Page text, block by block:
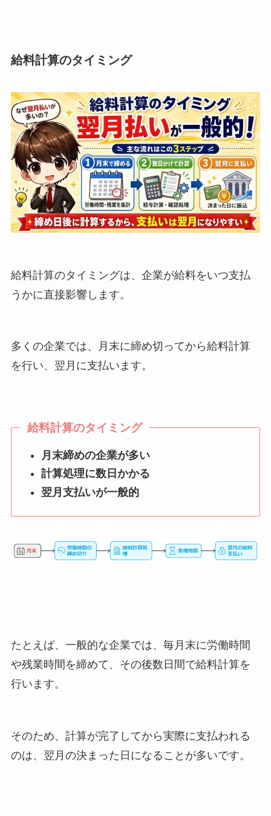
給料計算のタイミング
給料計算のタイミングは、企業が給料をいつ支払
うかに直接影響します。
多くの企業では、月末に締め切ってから給料計算
を行い、翌月に支払います。
給料計算のタイミング
月末締めの企業が多い
計算処理に数日かかる
翌月支払いが一般的
たとえば、一般的な企業では、毎月末に労働時間
や残業時間を締めて、その後数日間で給料計算を
行います。
そのため、計算が完了してから実際に支払われる
のは、翌月の決まった日になることが多いです。